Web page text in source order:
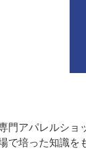
門アパレルショ
で培った知識を